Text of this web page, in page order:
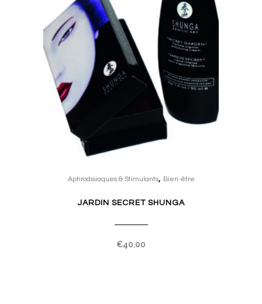
Aphrodisiaques & Stimulants, Bien-être
JARDIN SECRET SHUNGA
€40,00